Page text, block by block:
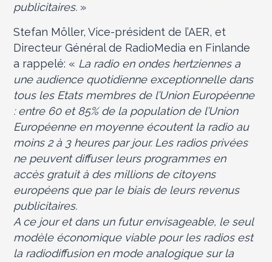
publicitaires. »
Stefan Möller, Vice-président de l’AER, et
Directeur Général de RadioMedia en Finlande
a rappelé: « La radio en ondes hertziennes a
une audience quotidienne exceptionnelle dans
tous les Etats membres de l’Union Européenne
: entre 60 et 85% de la population de l’Union
Européenne en moyenne écoutent la radio au
moins 2 à 3 heures par jour. Les radios privées
ne peuvent diffuser leurs programmes en
accès gratuit à des millions de citoyens
européens que par le biais de leurs revenus
publicitaires.
A ce jour et dans un futur envisageable, le seul
modèle économique viable pour les radios est
la radiodiffusion en mode analogique sur la